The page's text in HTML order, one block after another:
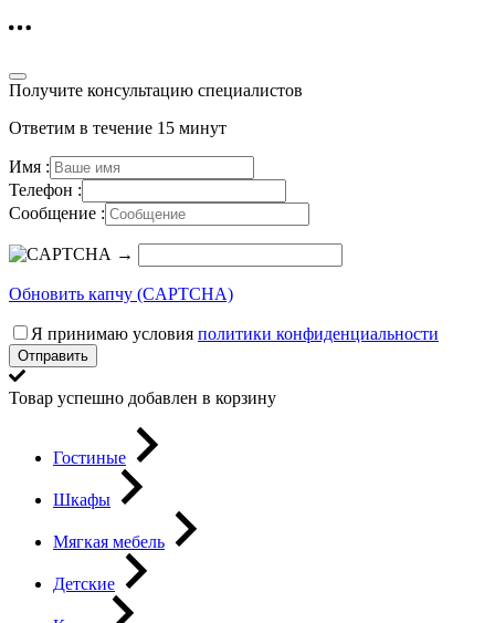
Получите консультацию специалистов
Ответим в течение 15 минут
Имя :
Телефон :
Сообщение :
→
Обновить капчу (CAPTCHA)
Я принимаю условия политики конфиденциальности
Отправить
Товар успешно добавлен в корзину
Гостиные
Шкафы
Мягкая мебель
Детские